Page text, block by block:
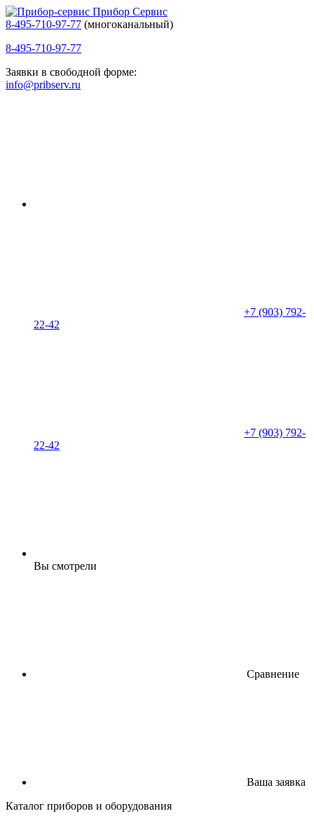
Прибор Сервис
8-495-710-97-77 (многоканальный)
8-495-710-97-77
Заявки в свободной форме:
info@pribserv.ru
+7 (903) 792-
22-42
+7 (903) 792-
22-42
Вы смотрели
Сравнение
Ваша заявка
Каталог приборов и оборудования